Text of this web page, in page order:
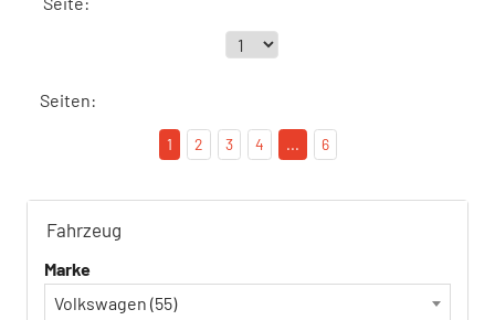
Seiten:
1 2 3 4 ... 6
Fahrzeug
Marke
Volkswagen (55)